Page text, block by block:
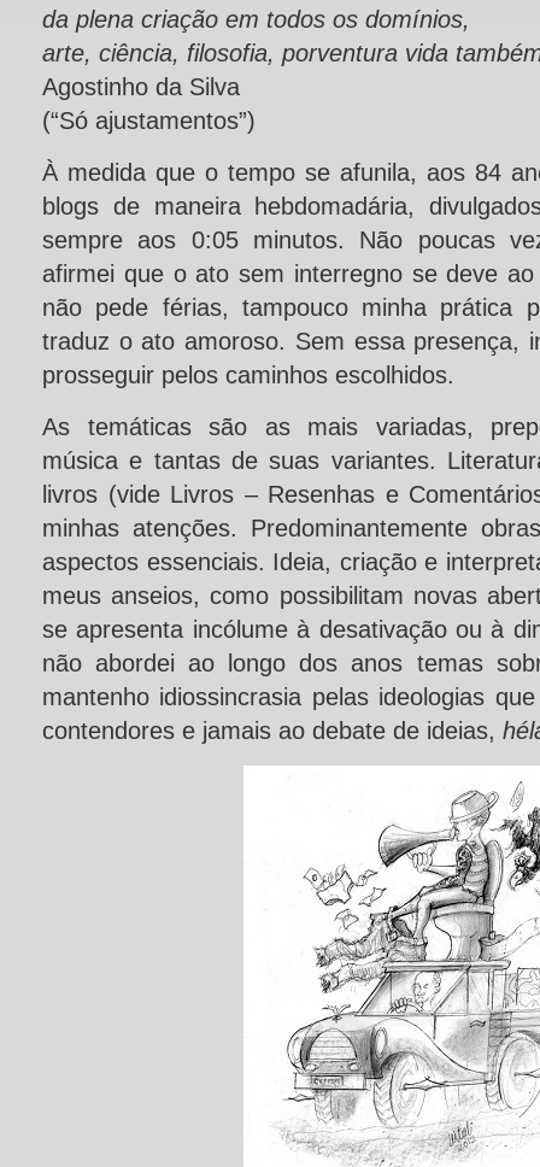
da plena criação em todos os domínios,
arte, ciência, filosofia, porventura vida
Agostinho da Silva
(“Só ajustamentos”)
À medida que o tempo se afunila, aos 84
blogs de maneira hebdomadária,
sempre aos 0:05 minutos. Não poucas
afirmei que o ato sem interregno se deve
não pede férias, tampouco minha prática
traduz o ato amoroso. Sem essa presença,
prosseguir pelos caminhos escolhidos.
As temáticas são as mais variadas,
música e tantas de suas variantes.
livros (vide Livros – Resenhas e
minhas atenções. Predominantemente
aspectos essenciais. Ideia, criação e
meus anseios, como possibilitam novas
se apresenta incólume à desativação ou à
não abordei ao longo dos anos temas
mantenho idiossincrasia pelas ideologias
contendores e jamais ao debate de ideias,